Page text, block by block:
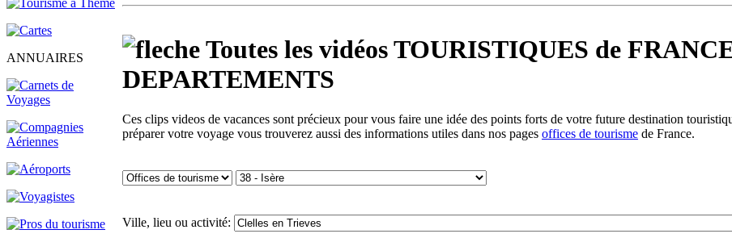
ANNUAIRES
Toutes les vidéos TOURISTIQUES de
DEPARTEMENTS
Ces clips videos de vacances sont précieux pour vous faire une idée des points forts de votre future destination
préparer votre voyage vous trouverez aussi des informations utiles dans nos pages offices de tourisme de France.
Ville, lieu ou activité: